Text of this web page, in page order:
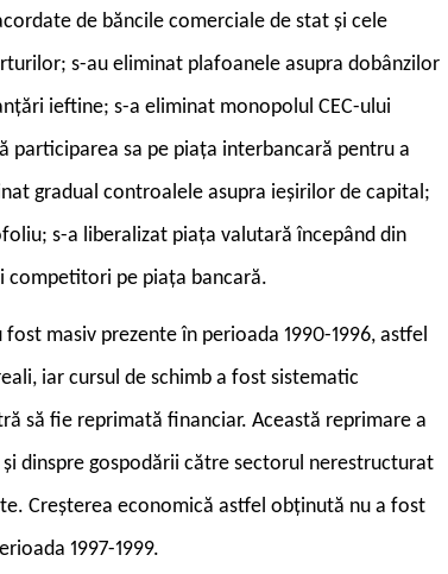
de băncile comerciale de stat și cele
s-au eliminat plafoanele asupra dobânzilor
ieftine; s-a eliminat monopolul CEC-ului
sa pe piața interbancară pentru a
gradual controalele asupra ieșirilor de capital;
s-a liberalizat piața valutară începând din
competitori pe piața bancară.
masiv prezente în perioada 1990-1996, astfel
iar cursul de schimb a fost sistematic
să fie reprimată financiar. Această reprimare a
dinspre gospodării către sectorul nerestructurat
Creșterea economică astfel obținută nu a fost
1997-1999.